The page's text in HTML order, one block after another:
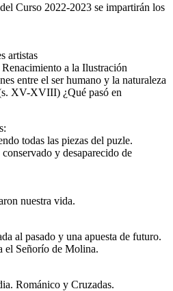
Curso 2022-2023 se impartirán los
artistas
a la Ilustración
entre el ser humano y la naturaleza
XV-XVIII) ¿Qué pasó en
todas las piezas del puzle.
y desaparecido de
nuestra vida.
al pasado y una apuesta de futuro.
el Señorío de Molina.
Románico y Cruzadas.